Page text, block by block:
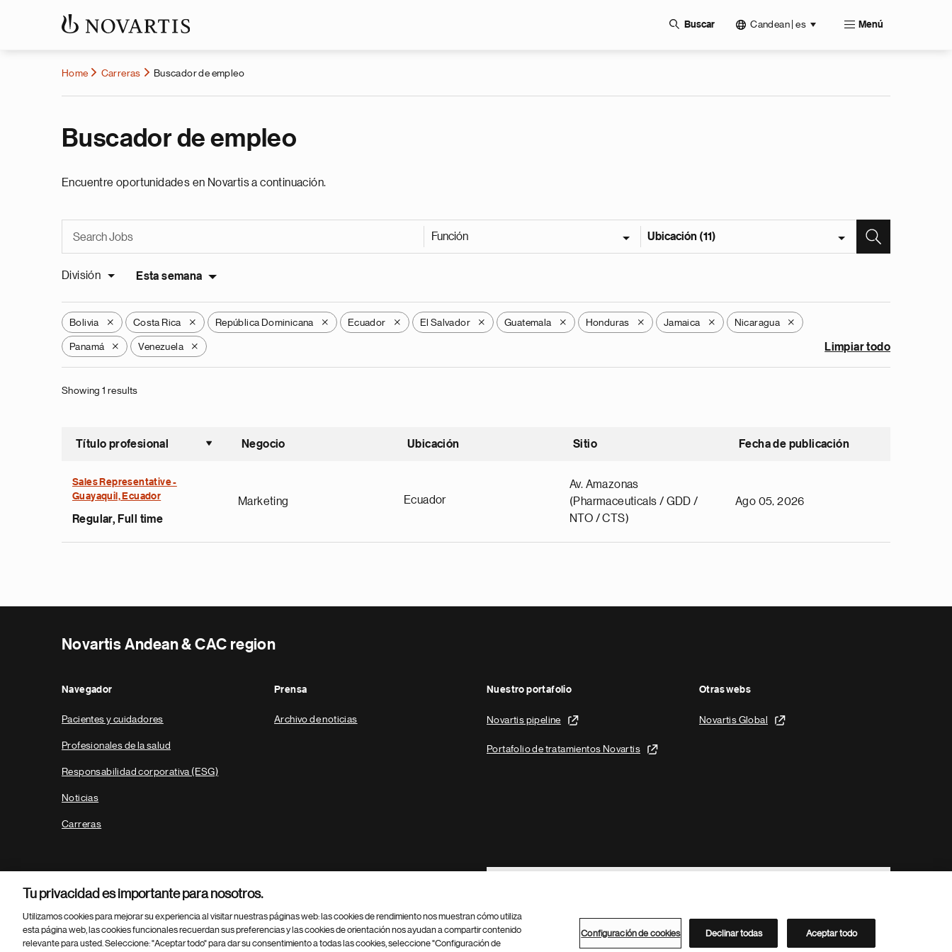
Buscar Candean | es Menú
Home Carreras Buscador de empleo
Buscador de empleo
Encuentre oportunidades en Novartis a continuación.
Función Ubicación (11)
División Esta semana
Bolivia X Costa Rica X República Dominicana X Ecuador X El Salvador X Guatemala X Honduras X Jamaica X Nicaragua X
Panamá X Venezuela X Limpiar todo
Showing 1 results
Título profesional
Ordenar ascendente
Negocio Ubicación Sitio Fecha de publicación
Sales Representative -
Guayaquil, Ecuador
Regular, Full time
Marketing Ecuador
Av. Amazonas
(Pharmaceuticals / GDD /
NTO / CTS)
Ago 05, 2026
Novartis Andean & CAC region
Navegador
Pacientes y cuidadores
Profesionales de la salud
Responsabilidad corporativa (ESG)
Noticias
Carreras
Prensa
Archivo de noticias
Nuestro portafolio
Novartis pipeline
Portafolio de tratamientos Novartis
Otras webs
Novartis Global
Footer Site Search
Parte
© 2026 Novartis AG Directorio de Novartis
Tu privacidad es importante para nosotros.
Utilizamos cookies para mejorar su experiencia al visitar nuestras páginas web: las cookies de rendimiento nos muestran cómo utiliza
esta página web, las cookies funcionales recuerdan sus preferencias y las cookies de orientación nos ayudan a compartir contenido
relevante para usted. Seleccione: "Aceptar todo" para dar su consentimiento a todas las cookies, seleccione "Configuración de
Configuración de cookies Declinar todas Aceptar todo